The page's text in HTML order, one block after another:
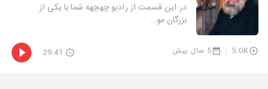
در این قسمت از رادیو چهچهه شما با یکی از
بزرگان مو...
5.0K 5 سال پیش 29:41